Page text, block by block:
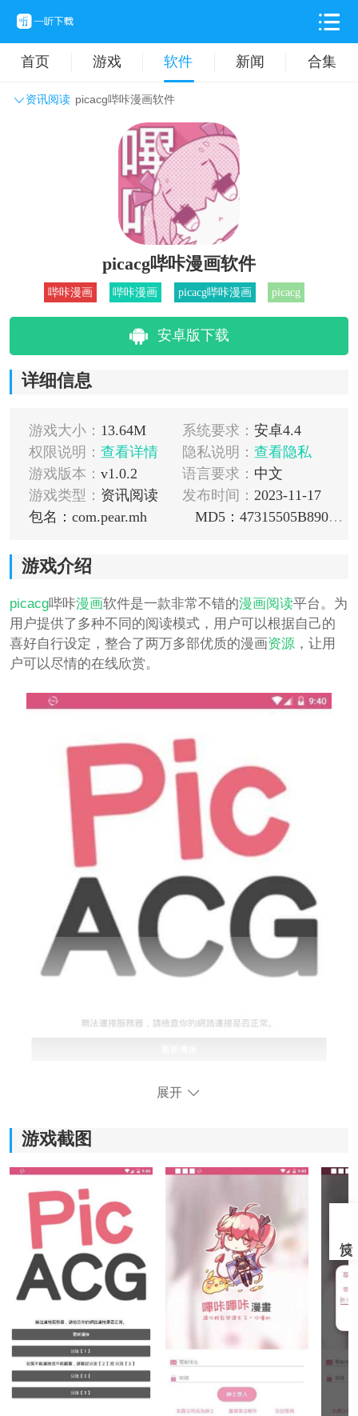
首页 游戏 软件 新闻 合集
资讯阅读 picacg哔咔漫画软件
主题壁纸 旅游出行
拍摄美化 时尚购物
picacg哔咔漫画软件
哔咔漫画 哔咔漫画 picacg哔咔漫画 picacg
安卓版下载
详细信息
游戏大小： 13.64M 系统要求： 安卓4.4
权限说明： 查看详情 隐私说明： 查看隐私
游戏版本： v1.0.2 语言要求： 中文
游戏类型： 资讯阅读 发布时间： 2023-11-17
包名：com.pear.mh
MD5：47315505B89085DB90AAF4627C47B5A8
游戏介绍
picacg哔咔漫画软件是一款非常不错的漫画阅读平台。为
用户提供了多种不同的阅读模式，用户可以根据自己的
喜好自行设定，整合了两万多部优质的漫画资源，让用
户可以尽情的在线欣赏。
《picacg哔咔漫画软件》软件优势：
1.各种不同题材的漫画类型，用户都可以通过平台查找阅
读，足以满足不同用户的阅读喜好。
2.每周都会为用户推荐全新的漫画资源，更新速度特别
快，充分的迎合了众多用户的口味。
3.齐全的分类十分明确，方便用户进行查找，使阅读体验
展开
游戏截图